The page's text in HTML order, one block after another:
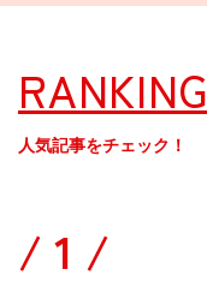
RANKING
人気記事をチェック！
/